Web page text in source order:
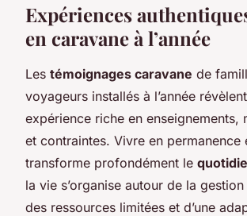
Expériences
en caravane à l’année
Les témoignages caravane de
voyageurs installés à l’année
expérience riche en enseignements,
et contraintes. Vivre en permanence
transforme profondément le
la vie s’organise autour de la
des ressources limitées et d’une